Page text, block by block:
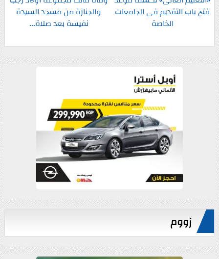
فتح باب التقديم فى الجامعات
الخاصة
والجنازة من مسجد السيدة
نفيسة بعد صلاة...
زووم